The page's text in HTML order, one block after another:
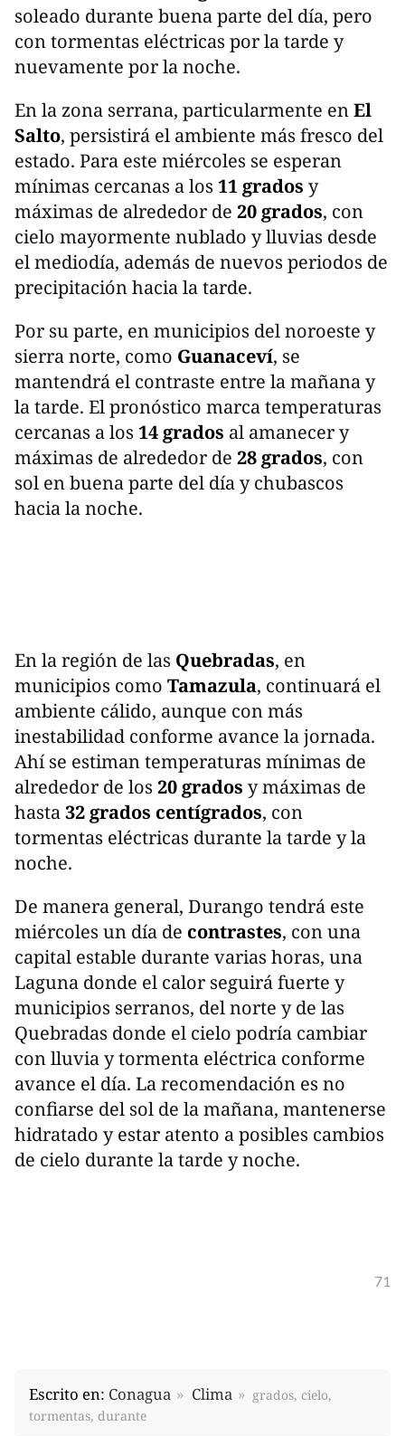
soleado durante buena parte del día, pero
con tormentas eléctricas por la tarde y
nuevamente por la noche.
En la zona serrana, particularmente enEl
Salto, persistirá el ambiente más fresco del
estado. Para este miércoles se esperan
mínimas cercanas a los 11 grados y
máximas de alrededor de 20 grados, con
cielo mayormente nublado y lluvias desde
el mediodía, además de nuevos periodos de
precipitación hacia la tarde.
Por su parte, en municipios del noroeste y
sierra norte, como Guanaceví, se
mantendrá el contraste entre la mañana y
la tarde. El pronóstico marca temperaturas
cercanas a los 14 grados al amanecer y
máximas de alrededor de 28 grados, con
sol en buena parte del día y chubascos
hacia la noche.
En la región de las Quebradas, en
municipios como Tamazula, continuará el
ambiente cálido, aunque con más
inestabilidad conforme avance la jornada.
Ahí se estiman temperaturas mínimas de
alrededor de los 20 grados y máximas de
hasta32 grados centígrados, con
tormentas eléctricas durante la tarde y la
noche.
De manera general, Durango tendrá este
miércoles un día de contrastes, con una
capital estable durante varias horas, una
Laguna donde el calor seguirá fuerte y
municipios serranos, del norte y de las
Quebradas donde el cielo podría cambiar
con lluvia y tormenta eléctrica conforme
avance el día. La recomendación es no
confiarse del sol de la mañana, mantenerse
hidratado y estar atento a posibles cambios
de cielo durante la tarde y noche.
71
Escrito en: Conagua Clima
grados, cielo,
tormentas, durante